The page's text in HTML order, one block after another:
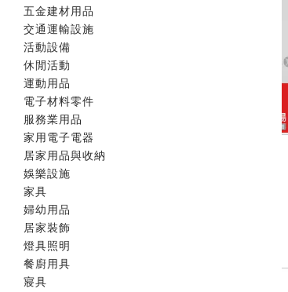
五金建材用品
交通運輸設施
活動設備
休閒活動
運動用品
電子材料零件
服務業用品
家用電子電器
居家用品與收納
娛樂設施
家具
婦幼用品
居家裝飾
燈具照明
餐廚用具
寢具